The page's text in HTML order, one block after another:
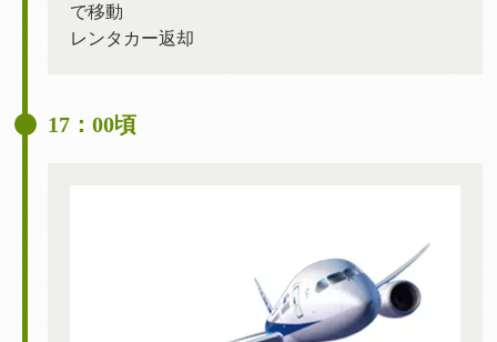
で移動
レンタカー返却
17：00頃